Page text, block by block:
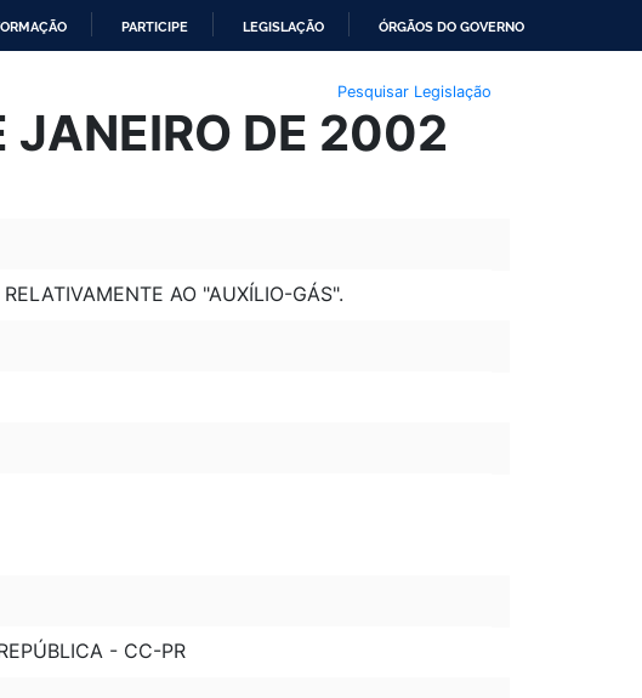
PARTICIPE LEGISLAÇÃO ÓRGÃOS DO GOVERNO
Pesquisar Legislação
JANEIRO DE 2002
AO "AUXÍLIO-GÁS".
- CC-PR